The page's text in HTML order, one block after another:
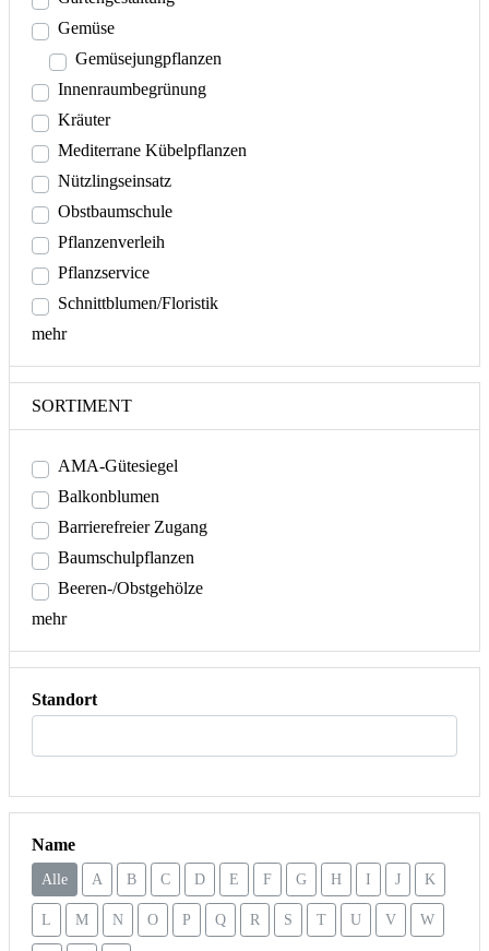
Gemüse
Gemüsejungpflanzen
Innenraumbegrünung
Kräuter
Mediterrane Kübelpflanzen
Nützlingseinsatz
Obstbaumschule
Pflanzenverleih
Pflanzservice
Schnittblumen/Floristik
mehr
SORTIMENT
AMA-Gütesiegel
Balkonblumen
Barrierefreier Zugang
Baumschulpflanzen
Beeren-/Obstgehölze
mehr
Standort
Name
Alle A B C D E F G H I J K
L M N O P Q R S T U V W